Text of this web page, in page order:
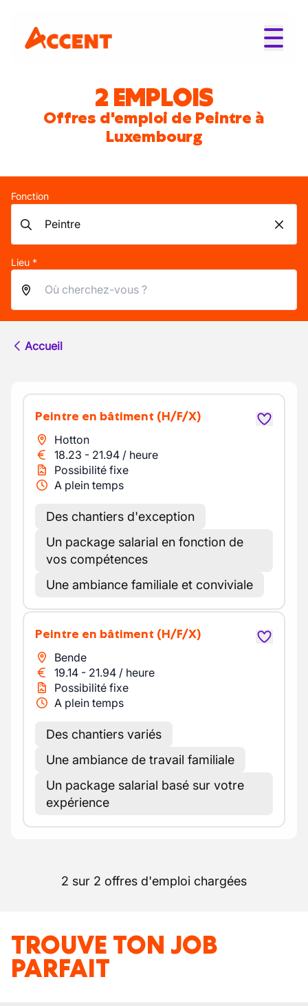
2 EMPLOIS
Offres d'emploi de Peintre à
Luxembourg
Fonction
Lieu *
Accueil
Peintre en bâtiment (H/F/X)
Hotton
18.23 - 21.94 / heure
Possibilité fixe
A plein temps
Des chantiers d'exception
Un package salarial en fonction de
vos compétences
Une ambiance familiale et conviviale
Peintre en bâtiment (H/F/X)
Bende
19.14 - 21.94 / heure
Possibilité fixe
A plein temps
Des chantiers variés
Une ambiance de travail familiale
Un package salarial basé sur votre
expérience
2 sur 2 offres d'emploi chargées
TROUVE TON JOB
PARFAIT